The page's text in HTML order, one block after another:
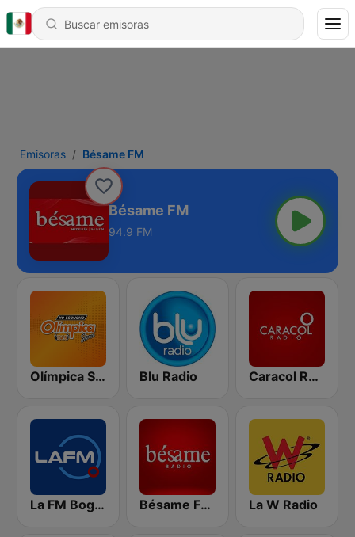
Emisoras Bésame FM
Bésame FM
94.9 FM
Olímpica Stereo - Medellín 104.9 FM Blu Radio Caracol Radio
La FM Bogotá Bésame FM Bogotá La W Radio